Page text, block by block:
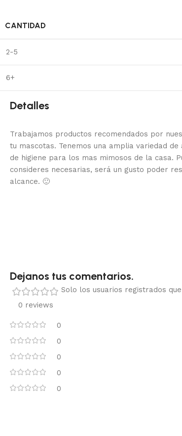
CANTIDAD
2-5
6+
Detalles
Trabajamos productos recomendados por
tu mascotas. Tenemos una amplia variedad
de higiene para los mas mimosos de la casa.
consideres necesarias, será un gusto poder
alcance. 🙂
Dejanos tus comentarios.
0 reviews
0
0
0
0
0
Solo los usuarios registrados